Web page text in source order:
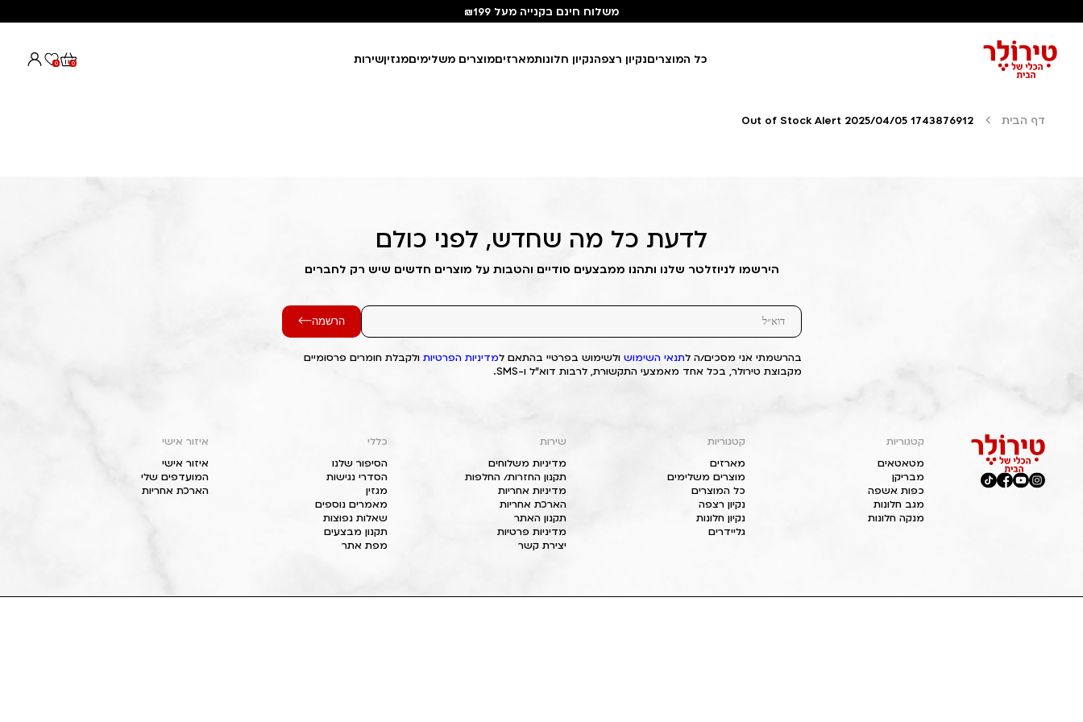
משלוח חינם בקנייה מעל ₪199
כל המוצריםנקיון רצפהנקיון חלונותמארזיםמוצרים משלימיםמגזיןשירות 0
0
דף הבית Out of Stock Alert 2025/04/05 1743876912
לדעת כל מה שחדש, לפני כולם
הירשמו לניוזלטר שלנו ותהנו ממבצעים סודיים והטבות על מוצרים חדשים שיש רק לחברים
הרשמה
בהרשמתי אני מסכים/ה לתנאי השימוש ולשימוש בפרטיי בהתאם למדיניות הפרטיות ולקבלת חומרים פרסומיים
מקבוצת טירולר, בכל אחד מאמצעי התקשורת, לרבות דוא"ל ו-SMS.
קטגוריות
מטאטאים
מבריקן
כפות אשפה
מגב חלונות
מנקה חלונות
קטגוריות
מארזים
מוצרים משלימים
כל המוצרים
נקיון רצפה
נקיון חלונות
גליידרים
שירות
מדיניות משלוחים
תקנון החזרות/ החלפות
מדיניות אחריות
הארכת אחריות
תקנון האתר
מדיניות פרטיות
יצירת קשר
כללי
הסיפור שלנו
הסדרי נגישות
מגזין
מאמרים נוספים
שאלות נפוצות
תקנון מבצעים
מפת אתר
איזור אישי
איזור אישי
המועדפים שלי
הארכת אחריות